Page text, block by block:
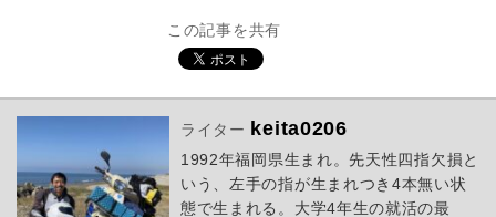
この記事を共有
ライター keita0206
1992年福岡県生まれ。先天性四指欠損と
いう、左手の指が生まれつき4本無い状
態で生まれる。大学4年生の就活の最